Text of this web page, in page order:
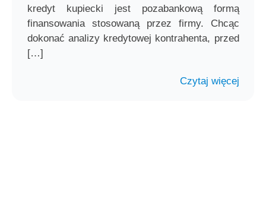
kredyt kupiecki jest pozabankową formą
finansowania stosowaną przez firmy. Chcąc
dokonać analizy kredytowej kontrahenta, przed
[…]
Czytaj więcej